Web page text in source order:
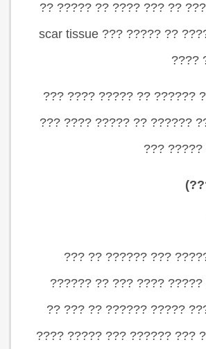
??? ??? ?? ???? ?? ???
????? ???? ???? ?? ????? ??? scar tissue
????
??? ?? ??? ?? ?????? ??
?????? ?? ??? ?????? ??
???????
?? ?????? ?????? ???
???????? ?? ????? ????
????? ?? ????? ?????
????? ?????? ??? ??????